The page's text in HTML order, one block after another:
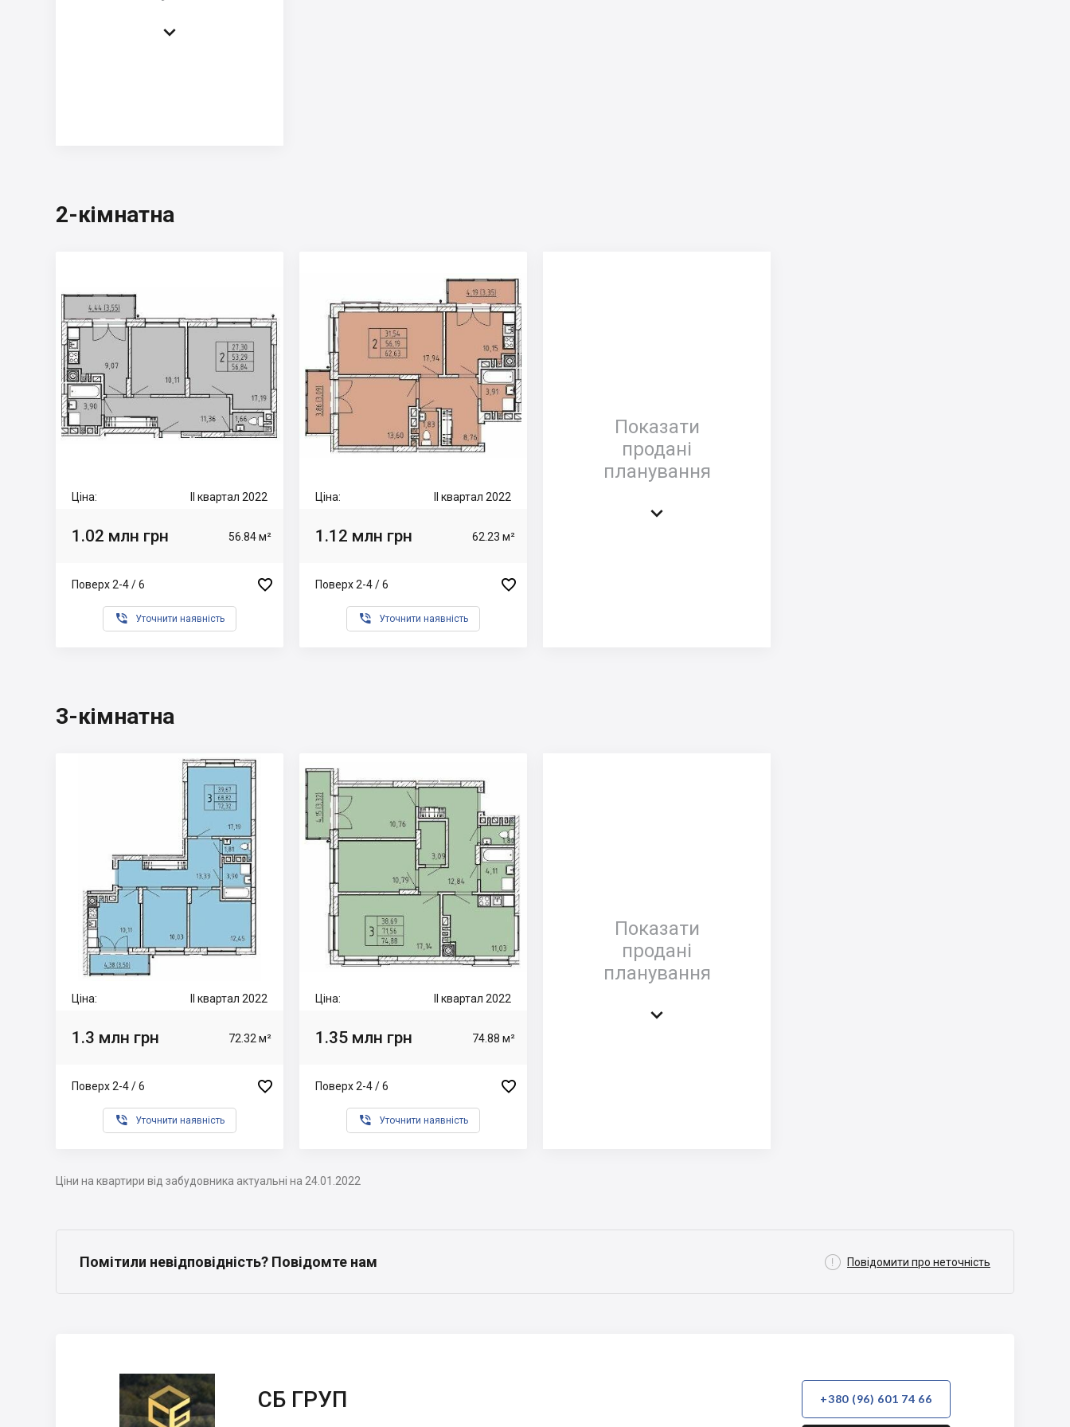

2-кімнатна
Ціна: II квартал 2022
1.02 млн грн 56.84 м²
Поверх 2-4 / 6 
 Уточнити наявність
Ціна: II квартал 2022
1.12 млн грн 62.23 м²
Поверх 2-4 / 6 
 Уточнити наявність
Показати
продані
планування

3-кімнатна
Ціна: II квартал 2022
1.3 млн грн 72.32 м²
Поверх 2-4 / 6 
 Уточнити наявність
Ціна: II квартал 2022
1.35 млн грн 74.88 м²
Поверх 2-4 / 6 
 Уточнити наявність
Показати
продані
планування

Ціни на квартири від забудовника актуальні на 24.01.2022
Помітили невідповідність? Повідомте нам  Повідомити про неточність
СБ ГРУП
СБ ГРУП +380 (96) 601 74 66